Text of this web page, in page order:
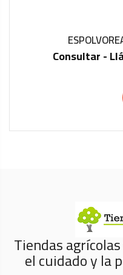
Consultar -
Tiendas
el cuidado y la